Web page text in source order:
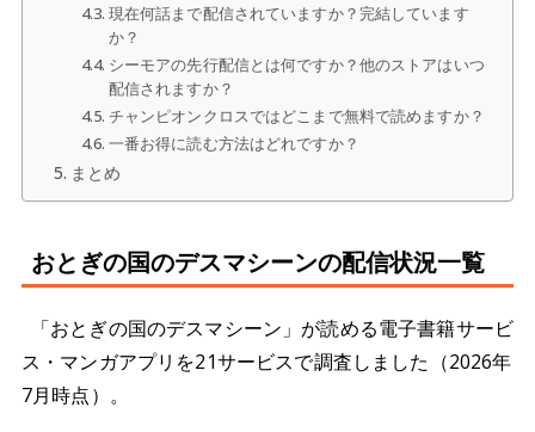
現在何話まで配信されていますか？完結しています
か？
シーモアの先行配信とは何ですか？他のストアはいつ
配信されますか？
チャンピオンクロスではどこまで無料で読めますか？
一番お得に読む方法はどれですか？
まとめ
おとぎの国のデスマシーンの配信状況一覧
「おとぎの国のデスマシーン」が読める電子書籍サービ
ス・マンガアプリを21サービスで調査しました（2026年
7月時点）。